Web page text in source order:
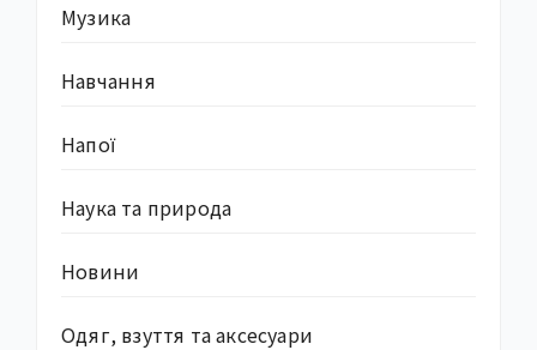
Музика
Навчання
Напої
Наука та природа
Новини
Одяг, взуття та аксесуари